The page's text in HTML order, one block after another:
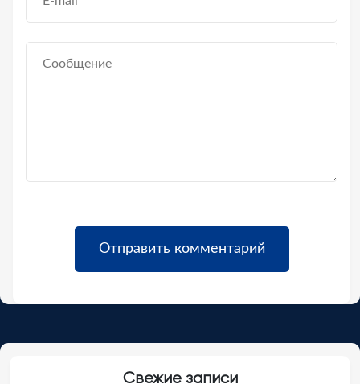
Свежие записи